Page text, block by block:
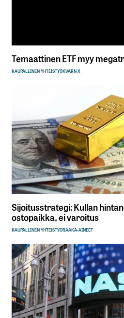
Temaattinen ETF myy
KAUPALLINEN YHTEISTYÖKVARN X
Sijoitusstrategi: Kullan
ostopaikka, ei varoitus
KAUPALLINEN YHTEISTYÖRAAKA-AINEET